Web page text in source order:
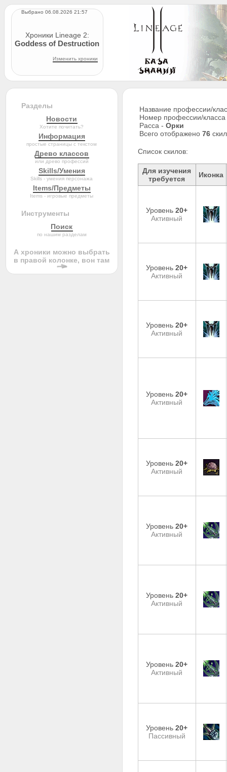
Выбрано 06.08.2026 21:57
Хроники Lineage 2:
Goddess of Destruction
Изменить хроники
Разделы
Новости
Хотите почитать?
Информация
простые страницы с текстом
Древо классов
или древо профессий
Skills/Умения
Skills - умения персонажа
Items/Предметы
Items - игровые предметы
Инструменты
Поиск
по нашим разделам
А хроники можно выбрать
в правой колонке, вон там
Название профессии/
Номер профессии/
Расса - Орки
Всего отображено 76
Список скилов:
Для изучения
требуется
Иконка
Уровень20+
Активный
Уровень20+
Активный
Уровень20+
Активный
Уровень20+
Активный
Уровень20+
Активный
Уровень20+
Активный
Уровень20+
Активный
Уровень20+
Активный
Уровень20+
Пассивный